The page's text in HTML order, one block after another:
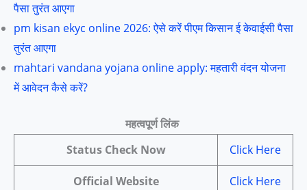
पैसा तुरंत आएगा
pm kisan ekyc online 2026: ऐसे करें पीएम किसान ई केवाईसी पैसा
तुरंत आएगा
mahtari vandana yojana online apply: महतारी वंदन योजना
में आवेदन कैसे करें?
महत्वपूर्ण लिंक
Status Check Now
Click Here
Official Website Click Here